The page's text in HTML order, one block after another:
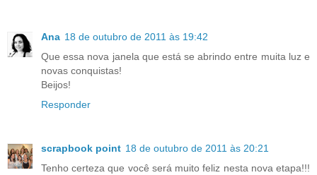
Ana 18 de outubro de 2011 às 19:42
Que essa nova janela que está se abrindo entre muita luz e
novas conquistas!
Beijos!
Responder
scrapbook point 18 de outubro de 2011 às 20:21
Tenho certeza que você será muito feliz nesta nova etapa!!!